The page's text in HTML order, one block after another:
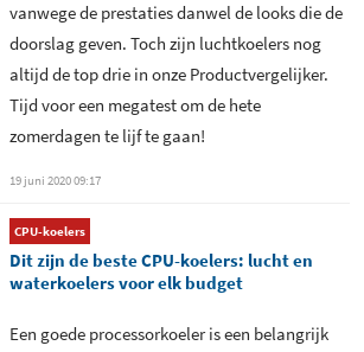
vanwege de prestaties danwel de looks die de
doorslag geven. Toch zijn luchtkoelers nog
altijd de top drie in onze Productvergelijker.
Tijd voor een megatest om de hete
zomerdagen te lijf te gaan!
19 juni 2020 09:17
CPU-koelers
Dit zijn de beste CPU-koelers: lucht en
waterkoelers voor elk budget
Een goede processorkoeler is een belangrijk